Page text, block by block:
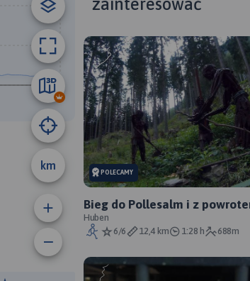
km
87 km
POLECAMY
Bieg do Pollesalm i z
Huben
6/6
12,4 km 1:28 h 688m